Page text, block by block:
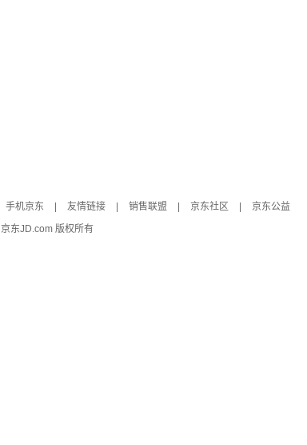
手机京东 友情链接 销售联盟 京东社区
京东公益
京东JD.com 版权所有